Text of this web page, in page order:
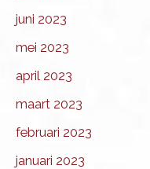
juni 2023
mei 2023
april 2023
maart 2023
februari 2023
januari 2023